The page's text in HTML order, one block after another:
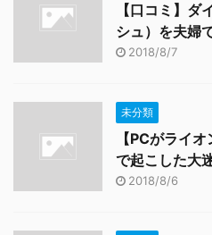
【口コミ】
シュ）を夫婦
2018/8/7
未分類
【PCがライ
で起こした大
2018/8/6